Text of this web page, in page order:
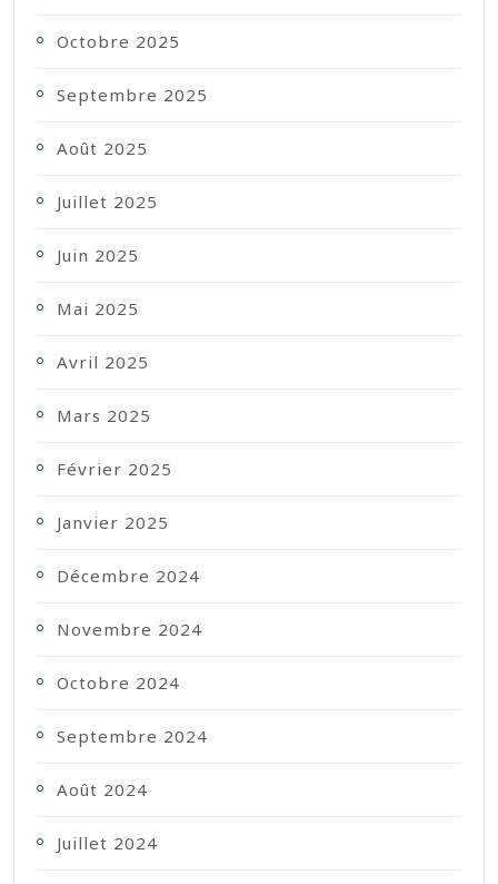
Octobre 2025
Septembre 2025
Août 2025
Juillet 2025
Juin 2025
Mai 2025
Avril 2025
Mars 2025
Février 2025
Janvier 2025
Décembre 2024
Novembre 2024
Octobre 2024
Septembre 2024
Août 2024
Juillet 2024